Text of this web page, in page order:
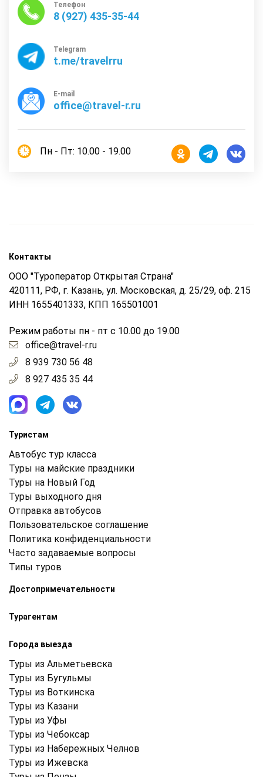
Телефон
8 (927) 435-35-44
Telegram
t.me/travelrru
E-mail
office@travel-r.ru
Пн - Пт: 10.00 - 19.00
Контакты
ООО "Туроператор Открытая Страна"
420111, РФ, г. Казань, ул. Московская, д. 25/29, оф. 215
ИНН 1655401333, КПП 165501001
Режим работы пн - пт с 10.00 до 19.00
office@travel-r.ru
8 939 730 56 48
8 927 435 35 44
Туристам
Автобус тур класса
Туры на майские праздники
Туры на Новый Год
Туры выходного дня
Отправка автобусов
Пользовательское соглашение
Политика конфиденциальности
Часто задаваемые вопросы
Типы туров
Достопримечательности
Турагентам
Города выезда
Туры из Альметьевска
Туры из Бугульмы
Туры из Воткинска
Туры из Казани
Туры из Уфы
Туры из Чебоксар
Туры из Набережных Челнов
Туры из Ижевска